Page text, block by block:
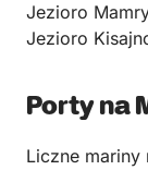
Jezioro
Jezioro
Porty na
Liczne mariny